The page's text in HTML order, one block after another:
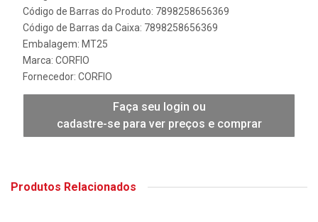
Código de Barras do Produto: 7898258656369
Código de Barras da Caixa: 7898258656369
Embalagem: MT25
Marca: CORFIO
Fornecedor: CORFIO
Faça seu login ou
cadastre-se para ver preços e comprar
Produtos Relacionados